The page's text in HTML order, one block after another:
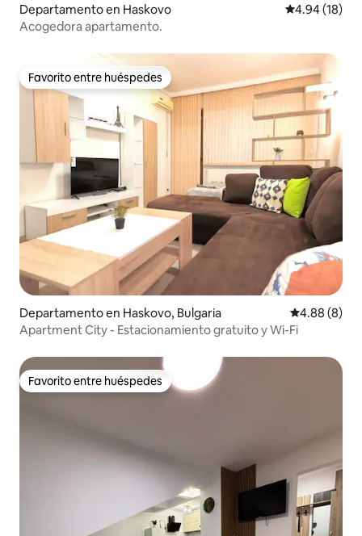
Departamento en Haskovo Calificación
4.94 (18)
Acogedora apartamento.
Favorito entre huéspedes
Favorito entre huéspedes
Departamento en Haskovo, Bulgaria Calificación
4.88 (8)
Apartment City - Estacionamiento gratuito y Wi-Fi
Favorito entre huéspedes
Favorito entre huéspedes